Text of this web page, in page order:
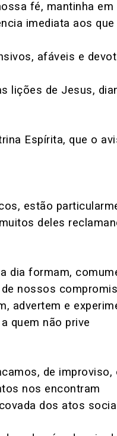
fé, mantinha em
imediata aos que
afáveis e
lições de Jesus,
Espírita, que o
estão
deles
dia formam,
nossos
advertem e
quem não prive
de improviso,
nos encontram
dos atos